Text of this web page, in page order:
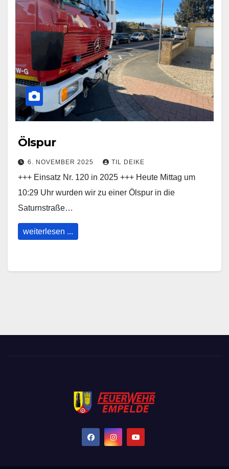
Ölspur
6. NOVEMBER 2025 TIL DEIKE
+++ Einsatz Nr. 120 in 2025 +++ Heute Mittag um
10:29 Uhr wurden wir zu einer Ölspur in die
Saturnstraße…
weiterlesen ...